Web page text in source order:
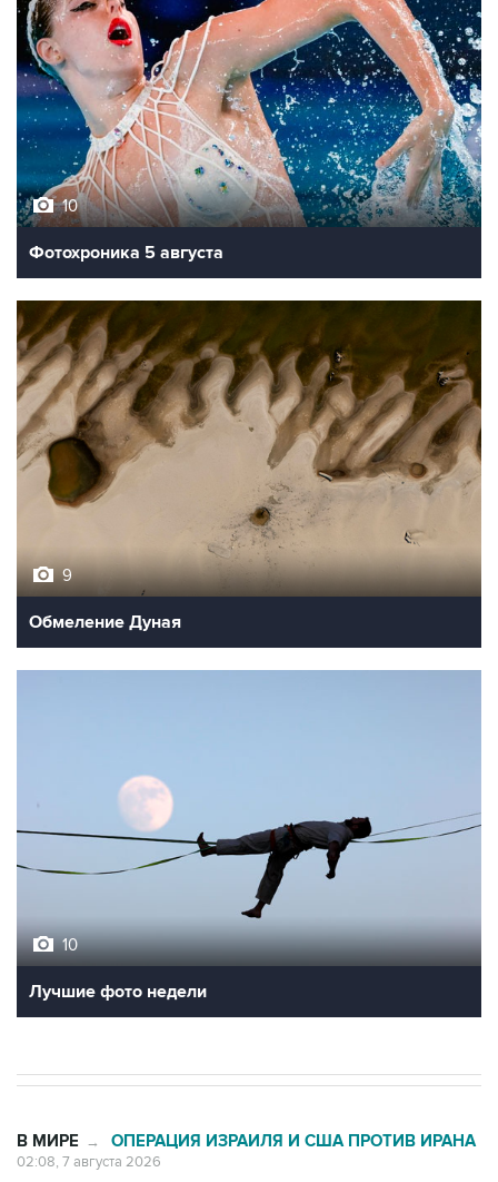
10
Фотохроника 5 августа
9
Обмеление Дуная
10
Лучшие фото недели
В МИРЕ → ОПЕРАЦИЯ ИЗРАИЛЯ И США ПРОТИВ ИРАНА
02:08, 7 августа 2026